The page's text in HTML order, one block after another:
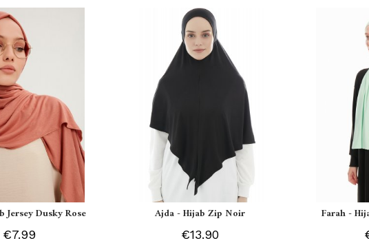
Jersey Dusky Rose
€7.99
Ajda - Hijab Zip Noir
€13.90
Farah -